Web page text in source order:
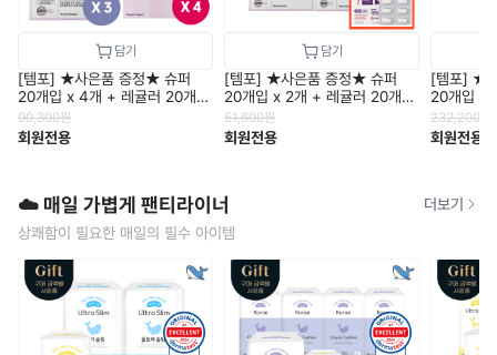
[템포] ★사은품 증정★ 슈퍼
20개입 x 4개 + 레귤러 20개입
x 3개
90,300원
회원전용
[템포] ★사은품 증정★ 슈퍼
20개입 x 2개 + 레귤러 20개입
x 2개
51,600원
회원전용
[템포] ★
20개입 x
232,200
회원전용
☁️ 매일 가볍게 팬티라이너
상쾌함이 필요한 매일의 필수 아이템
더보기